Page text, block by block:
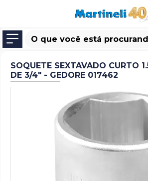
SOQUETE SEXTAVADO CURTO
DE 3/4" - GEDORE 017462